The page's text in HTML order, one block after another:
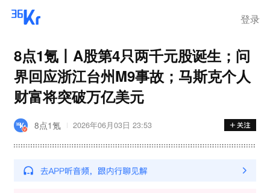
登录
8点1氪丨A股第4只两千元股诞生；问
界回应浙江台州M9事故；马斯克个人
财富将突破万亿美元
8点1氪 2026年06月03日 23:53